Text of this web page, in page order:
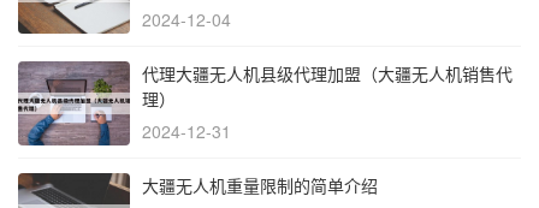
2024-12-04
代理大疆无人机县级代理加盟（大疆无人机销售代
理）
2024-12-31
大疆无人机重量限制的简单介绍